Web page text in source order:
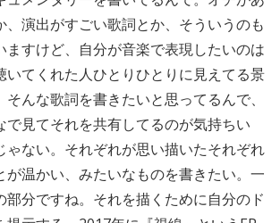
、演出がすごい歌詞とか、そういうのも
ますけど、自分が音楽で表現したいのは
いてくれた人ひとりひとりに見えてる景
んな歌詞を書きたいと思ってるんで、
で見てそれを共有してるのが気持ちい
ゃない。それぞれが思い描いたそれぞれ
が温かい、みたいなものを書きたい。一
部分ですね。それを描くために自分のド